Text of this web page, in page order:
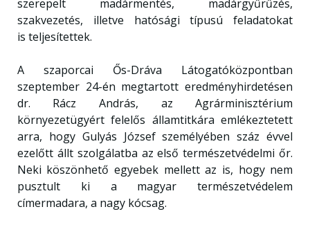
szerepelt madármentés, madárgyűrűzés,
szakvezetés, illetve hatósági típusú feladatokat
is teljesítettek.
A szaporcai Ős-Dráva Látogatóközpontban
szeptember 24-én megtartott eredményhirdetésen
dr. Rácz András, az Agrárminisztérium
környezetügyért felelős államtitkára emlékeztetett
arra, hogy Gulyás József személyében száz évvel
ezelőtt állt szolgálatba az első természetvédelmi őr.
Neki köszönhető egyebek mellett az is, hogy nem
pusztult ki a magyar természetvédelem
címermadara, a nagy kócsag.